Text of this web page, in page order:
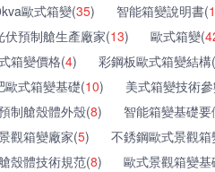
歐式箱變(35) 智能箱變說明書(
伏預制艙生產廠家(13) 歐式箱變(
箱變價格(4)
彩鋼板歐式箱變結構(
歐式箱變基礎(10)
美式箱變技術
制艙殼體外殼(8)
智能箱變基礎
觀箱變廠家(5)
不銹鋼歐式景觀
殼體技術規范(8)
歐式景觀箱變基